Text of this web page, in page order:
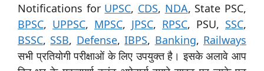
Notifications for UPSC, CDS, NDA, State PSC,
BPSC, UPPSC, MPSC, JPSC, RPSC, PSU, SSC,
BSSC, SSB, Defense,IBPS, Banking, Railways
सभी प्रतियोगी परीक्षाओं के लिए उपयुक्त है। इसके अलावे आप